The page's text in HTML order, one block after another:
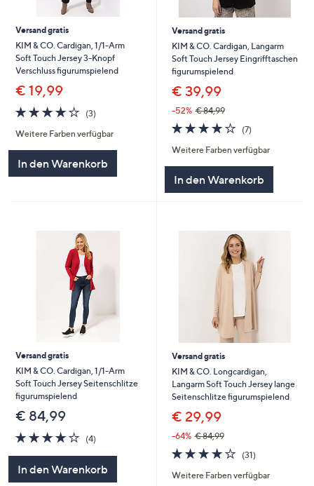
Versand gratis
KIM & CO. Cardigan, 1/1-Arm
Soft Touch Jersey 3-Knopf
Verschluss figurumspielend
€ 19,99
4.0
von
5
(3)
Weitere Farben verfügbar
In den Warenkorb
Versand gratis
KIM & CO. Cardigan, Langarm
Soft Touch Jersey Eingrifftaschen
figurumspielend
€ 39,99
-52% € 84,99
3.9
von
5
(7)
Weitere Farben verfügbar
In den Warenkorb
Versand gratis
KIM & CO. Cardigan, 1/1-Arm
Soft Touch Jersey Seitenschlitze
figurumspielend
€ 84,99
3.8
von
5
(4)
In den Warenkorb
Versand gratis
KIM & CO. Longcardigan,
Langarm Soft Touch Jersey lange
Seitenschlitze figurumspielend
€ 29,99
-64% € 84,99
3.6
von
5
(31)
Weitere Farben verfügbar